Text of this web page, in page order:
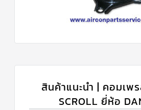
สินค้าแนะนำ | คอมเพ
SCROLL ยี่ห้อ